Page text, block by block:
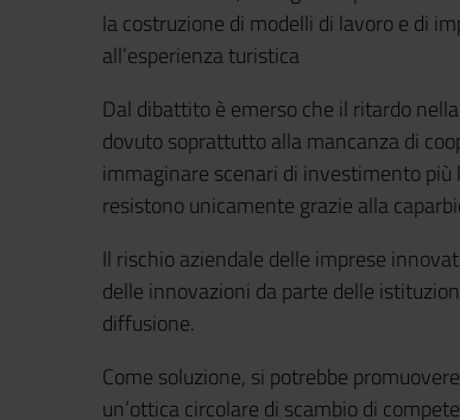
la costruzione di modelli di lavoro e di
all’esperienza turistica
Dal dibattito è emerso che il ritardo
dovuto soprattutto alla mancanza di
immaginare scenari di investimento
resistono unicamente grazie alla
Il rischio aziendale delle imprese
delle innovazioni da parte delle
diffusione.
Come soluzione, si potrebbe
un’ottica circolare di scambio di